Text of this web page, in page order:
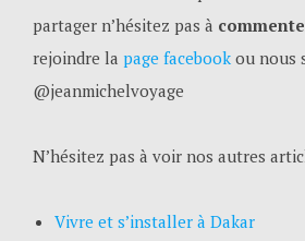
partager n’hésitez pas à
rejoindre la page facebookou nous
@jeanmichelvoyage
N’hésitez pas à voir nos autres
Vivre et s’installer à Dakar